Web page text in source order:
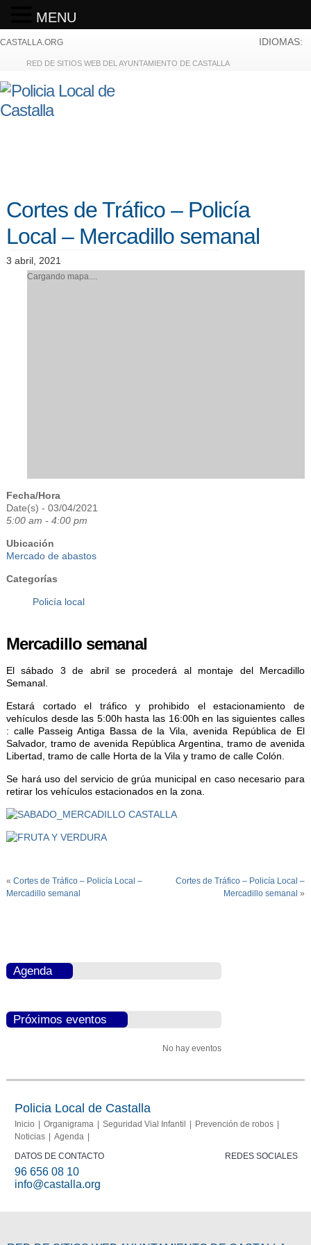
CASTALLA.ORG
RED DE SITIOS WEB DEL AYUNTAMIENTO DE CASTALLA
IDIOMAS:
Cortes de Tráfico – Policía
Local – Mercadillo semanal
3 abril, 2021
Cargando mapa....
Fecha/Hora
Date(s) - 03/04/2021
5:00 am - 4:00 pm
Ubicación
Mercado de abastos
Categorías
Policía local
Mercadillo semanal
El sábado 3 de abril se procederá al montaje del Mercadillo
Semanal.
Estará cortado el tráfico y prohibido el estacionamiento de
vehículos desde las 5:00h hasta las 16:00h en las siguientes calles
: calle Passeig Antiga Bassa de la Vila, avenida República de El
Salvador, tramo de avenida República Argentina, tramo de avenida
Libertad, tramo de calle Horta de la Vila y tramo de calle Colón.
Se hará uso del servicio de grúa municipal en caso necesario para
retirar los vehículos estacionados en la zona.
« Cortes de Tráfico – Policía Local –
Mercadillo semanal
Cortes de Tráfico – Policía Local –
Mercadillo semanal »
Agenda
Próximos eventos
No hay eventos
Policia Local de Castalla
Inicio Organigrama Seguridad Vial Infantil
Prevención de robos
Noticias
Agenda
DATOS DE CONTACTO
96 656 08 10
info@castalla.org
REDES SOCIALES
MENU